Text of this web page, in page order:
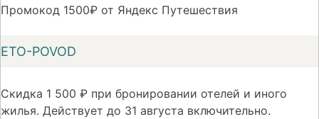
Промокод 1500₽ от Яндекс Путешествия
ETO-POVOD
Скидка 1 500 ₽ при бронировании отелей и иного
жилья. Действует до 31 августа включительно.